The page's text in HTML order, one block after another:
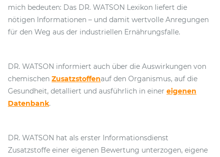
mich bedeuten: Das DR. WATSON Lexikon liefert die
nötigen Informationen – und damit wertvolle Anregungen
für den Weg aus der industriellen Ernährungsfalle.
DR. WATSON informiert auch über die Auswirkungen von
chemischen Zusatzstoffenauf den Organismus, auf die
Gesundheit, detalliert und ausführlich in einer eigenen
Datenbank.
DR. WATSON hat als erster Informationsdienst
Zusatzstoffe einer eigenen Bewertung unterzogen, eigene